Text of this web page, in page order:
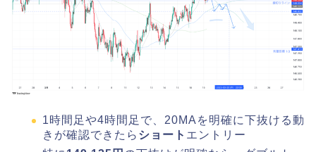
1時間足や4時間足で、20MAを明確に下抜ける動
きが確認できたら ショート エントリー